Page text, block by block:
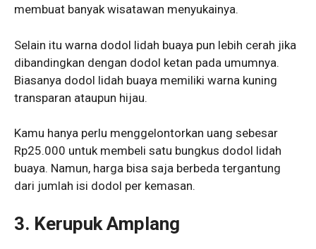
membuat banyak wisatawan menyukainya.
Selain itu warna dodol lidah buaya pun lebih cerah jika
dibandingkan dengan dodol ketan pada umumnya.
Biasanya dodol lidah buaya memiliki warna kuning
transparan ataupun hijau.
Kamu hanya perlu menggelontorkan uang sebesar
Rp25.000 untuk membeli satu bungkus dodol lidah
buaya. Namun, harga bisa saja berbeda tergantung
dari jumlah isi dodol per kemasan.
3. Kerupuk Amplang